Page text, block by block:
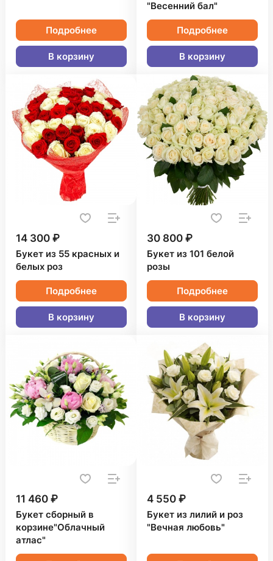
Подробнее
В корзину
"Весенний бал"
Подробнее
В корзину
14 300 ₽
Букет из 55 красных и
белых роз
Подробнее
В корзину
30 800 ₽
Букет из 101 белой
розы
Подробнее
В корзину
11 460 ₽
Букет сборный в
корзине"Облачный
атлас"
4 550 ₽
Букет из лилий и роз
"Вечная любовь"